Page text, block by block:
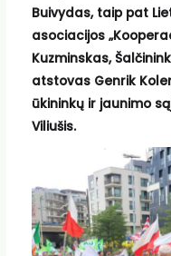
Buivydas, taip pat
asociacijos
Kuzminskas,
atstovas Genrik
ūkininkų ir jaunimo
Viliušis.